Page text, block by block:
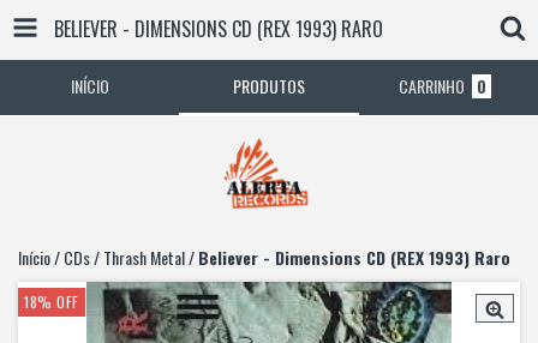
BELIEVER - DIMENSIONS CD (REX 1993) RARO
INÍCIO PRODUTOS CARRINHO 0
Início/CDs/Thrash Metal/Believer - Dimensions CD (REX 1993) Raro
18% OFF